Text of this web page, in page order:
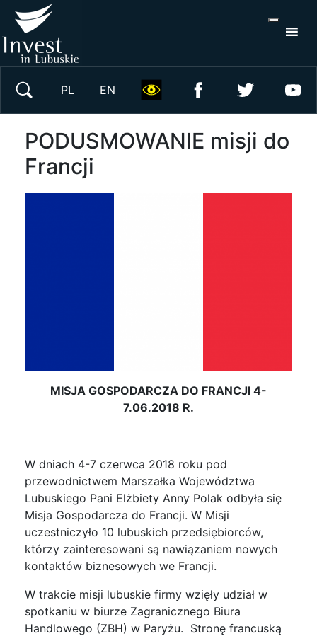
PL EN
PODUSMOWANIE misji do
Francji
MISJA GOSPODARCZA DO FRANCJI 4-
7.06.2018 R.
W dniach 4-7 czerwca 2018 roku pod
przewodnictwem Marszałka Województwa
Lubuskiego Pani Elżbiety Anny Polak odbyła się
Misja Gospodarcza do Francji. W Misji
uczestniczyło 10 lubuskich przedsiębiorców,
którzy zainteresowani są nawiązaniem nowych
kontaktów biznesowych we Francji.
W trakcie misji lubuskie firmy wzięły udział w
spotkaniu w biurze Zagranicznego Biura
Handlowego (ZBH) w Paryżu. Stronę francuską
Wyszukaj w serwisie